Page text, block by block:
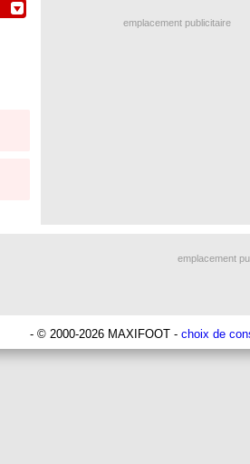
emplacement publicitaire
emplacement
- © 2000-2026 MAXIFOOT - choix de